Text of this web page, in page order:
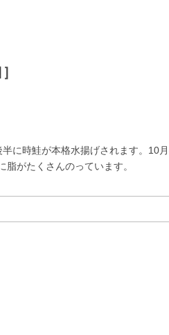
に時鮭が本格水揚げされます。10
がたくさんのっています。